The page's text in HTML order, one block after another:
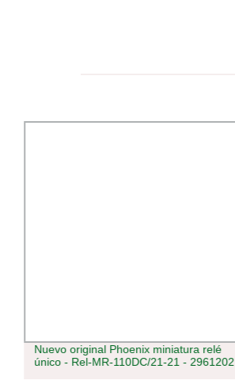
Nuevo original Phoenix miniatura relé
único - Rel-MR-110DC/21-21 - 2961202